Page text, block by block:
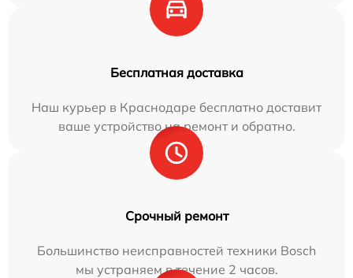
Бесплатная доставка
Наш курьер в Краснодаре бесплатно доставит
ваше устройство на ремонт и обратно.
Срочный ремонт
Большинство неисправностей техники Bosch
мы устраняем в течение 2 часов.